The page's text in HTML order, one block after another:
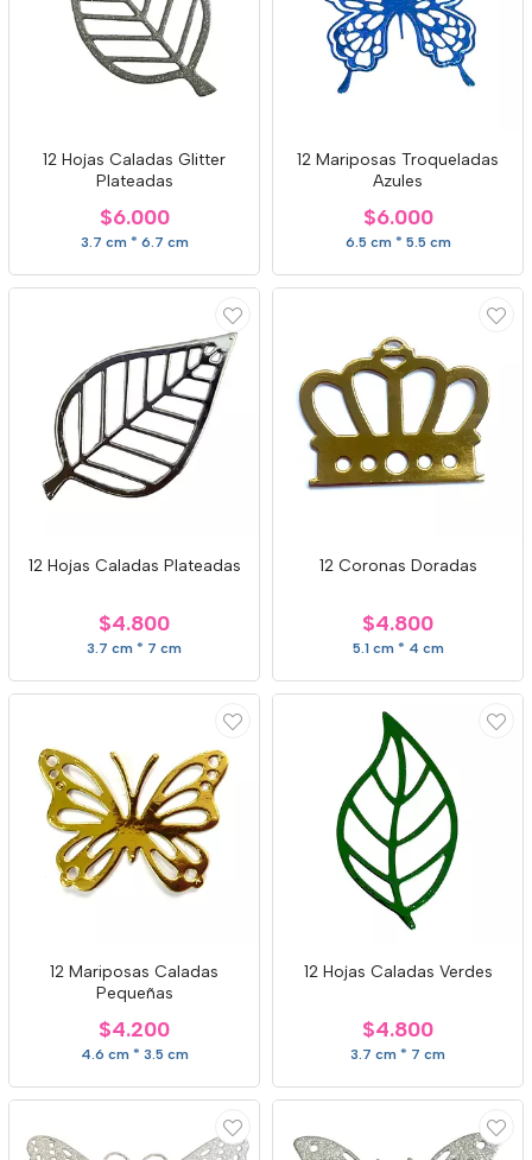
12 Hojas Caladas Glitter
Plateadas
$6.000
3.7 cm * 6.7 cm
12 Mariposas Troqueladas
Azules
$6.000
6.5 cm * 5.5 cm
12 Hojas Caladas Plateadas
$4.800
3.7 cm * 7 cm
12 Coronas Doradas
$4.800
5.1 cm * 4 cm
12 Mariposas Caladas
Pequeñas
$4.200
4.6 cm * 3.5 cm
12 Hojas Caladas Verdes
$4.800
3.7 cm * 7 cm